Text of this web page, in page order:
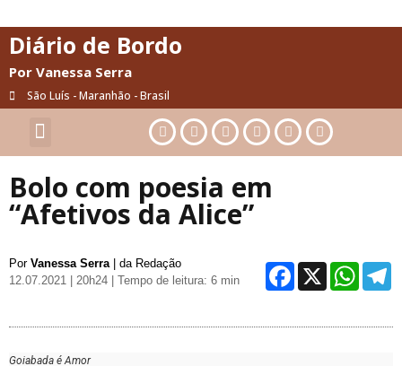
Diário de Bordo
Por Vanessa Serra
São Luís - Maranhão - Brasil
Bolo com poesia em
“Afetivos da Alice”
Por Vanessa Serra | da Redação
12.07.2021 | 20h24
| Tempo de leitura: 6 min X
Goiabada é Amor